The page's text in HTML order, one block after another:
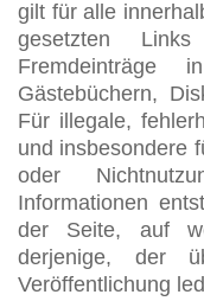
gilt für alle
gesetzten
Fremdeinträge
Gästebüchern,
Für illegale,
und insbesondere
oder
Informationen
der Seite, auf
derjenige, der
Veröffentlichung